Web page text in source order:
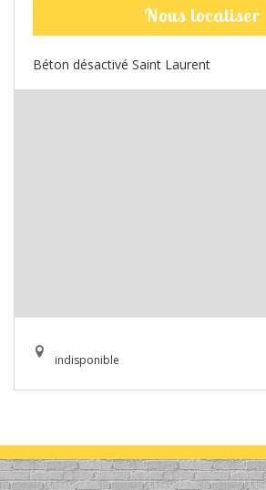
Nous localiser
Béton désactivé Saint Laurent
indisponible